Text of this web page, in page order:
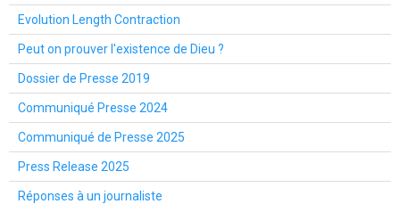
Evolution Length Contraction
Peut on prouver l'existence de Dieu ?
Dossier de Presse 2019
Communiqué Presse 2024
Communiqué de Presse 2025
Press Release 2025
Réponses à un journaliste